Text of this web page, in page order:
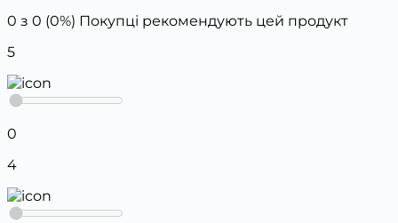
0 з 0 (0%) Покупці рекомендують цей продукт
5
0
4